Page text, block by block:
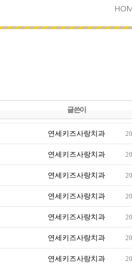
글쓴이
연세키즈사랑치과
연세키즈사랑치과
연세키즈사랑치과
연세키즈사랑치과
연세키즈사랑치과
연세키즈사랑치과
연세키즈사랑치과